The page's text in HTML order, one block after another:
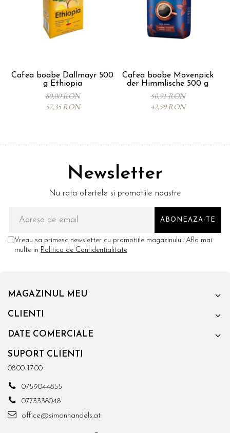
Cafea boabe Dallmayr 500
g Ethiopia
80,00 RON
57,35 RON
Cafea boabe Movenpick
der Himmlische 500 g
50,91 RON
42,99 RON
Newsletter
Nu rata ofertele si promotiile noastre
Vreau sa primesc newsletter cu promotiile magazinului. Afla mai
multe in Politica de Confidentialitate
MAGAZINUL MEU
CLIENTI
DATE COMERCIALE
SUPORT CLIENTI
08.00-17.00
0759044855
0773338048
office@simonhandels.at